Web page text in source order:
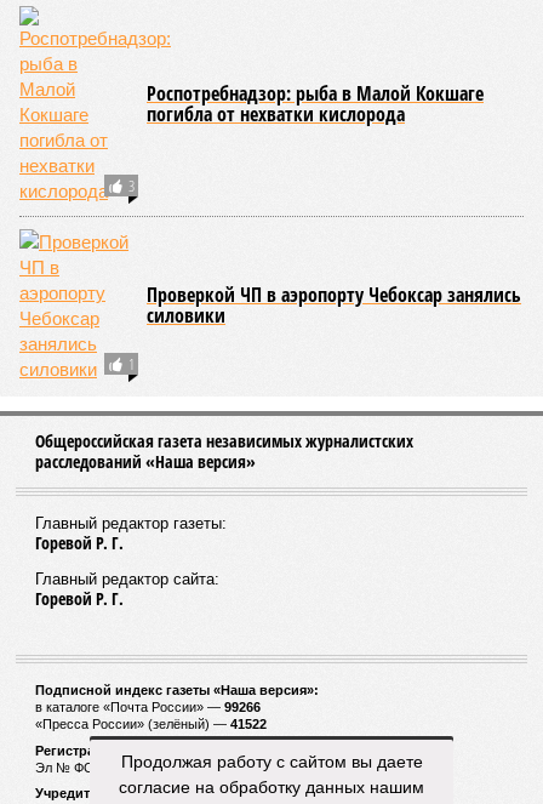
3
Роспотребнадзор: рыба в Малой Кокшаге
погибла от нехватки кислорода
1
Проверкой ЧП в аэропорту Чебоксар занялись
силовики
Общероссийская газета независимых журналистских
расследований «Наша версия»
Главный редактор газеты:
Горевой Р. Г.
Главный редактор сайта:
Горевой Р. Г.
Подписной индекс газеты «Наша версия»:
в каталоге «Почта России» — 99266
«Пресса России» (зелёный) — 41522
Регистрационный номер Роскомнадзора
Эл № ФС77-53847 от 26.04.2013.
Учредитель ООО «Версия»
Продолжая работу с сайтом вы даете
согласие на обработку данных нашим